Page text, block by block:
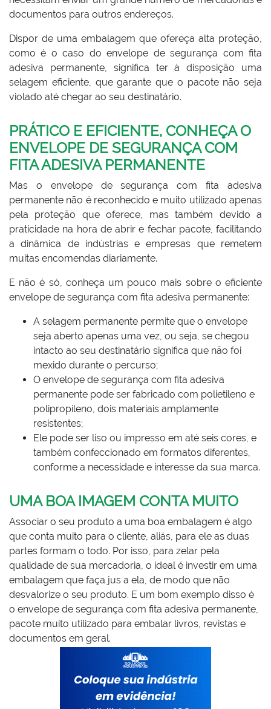
documentos para outros endereços.
Dispor de uma embalagem que ofereça alta proteção,
como é o caso do envelope de segurança com fita
adesiva permanente, significa ter à disposição uma
selagem eficiente, que garante que o pacote não seja
violado até chegar ao seu destinatário.
PRÁTICO E EFICIENTE, CONHEÇA O
ENVELOPE DE SEGURANÇA COM
FITA ADESIVA PERMANENTE
Mas o envelope de segurança com fita adesiva
permanente não é reconhecido e muito utilizado apenas
pela proteção que oferece, mas também devido a
praticidade na hora de abrir e fechar pacote, facilitando
a dinâmica de indústrias e empresas que remetem
muitas encomendas diariamente.
E não é só, conheça um pouco mais sobre o eficiente
envelope de segurança com fita adesiva permanente:
A selagem permanente permite que o envelope
seja aberto apenas uma vez, ou seja, se chegou
intacto ao seu destinatário significa que não foi
mexido durante o percurso;
O envelope de segurança com fita adesiva
permanente pode ser fabricado com polietileno e
polipropileno, dois materiais amplamente
resistentes;
Ele pode ser liso ou impresso em até seis cores, e
também confeccionado em formatos diferentes,
conforme a necessidade e interesse da sua marca.
UMA BOA IMAGEM CONTA MUITO
Associar o seu produto a uma boa embalagem é algo
que conta muito para o cliente, aliás, para ele as duas
partes formam o todo. Por isso, para zelar pela
qualidade de sua mercadoria, o ideal é investir em uma
embalagem que faça jus a ela, de modo que não
desvalorize o seu produto. E um bom exemplo disso é
o envelope de segurança com fita adesiva permanente,
pacote muito utilizado para embalar livros, revistas e
documentos em geral.